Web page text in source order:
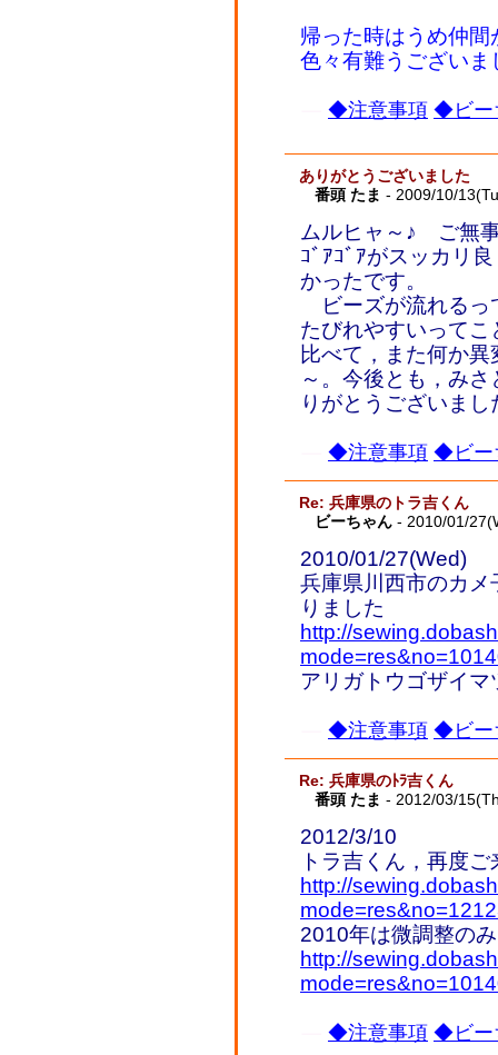
帰った時はうめ仲
色々有難うございま
◆注意事項 ◆ビー
ありがとうございました
番頭 たま - 2009/10/
ムルヒャ～♪ ご無
ｺﾞｱｺﾞｱがスッカリ
かったです。
ビーズが流れるっ
たびれやすいって
比べて，また何か
～。今後とも，み
りがとうございまし
◆注意事項 ◆ビー
Re: 兵庫県のトラ吉くん
ビーちゃん - 2010/01/
2010/01/27(Wed)
兵庫県川西市のカ
りました
http://
アリガトウゴザイマ
◆注意事項 ◆ビー
Re: 兵庫県のﾄﾗ吉くん
番頭 たま - 2012/03/
2012/3/10
トラ吉くん，再度
http://
2010年は微調整のみ
http://
◆注意事項 ◆ビー